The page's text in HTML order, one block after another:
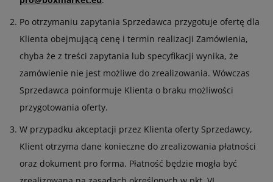
Po otrzymaniu zapytania Sprzedawca przygotuje ofertę dla
Klienta obejmującą cenę i termin realizacji Zamówienia,
chyba że z treści zapytania lub specyfikacji wynika, że
zamówienie nie jest możliwe do zrealizowania. Wówczas
Sprzedawca poinformuje Klienta o braku możliwości
przygotowania oferty.
W przypadku akceptacji przez Klienta oferty Sprzedawcy,
Klient otrzyma dane konieczne do zrealizowania płatności
oraz dokument pro forma. Płatność będzie mogła być